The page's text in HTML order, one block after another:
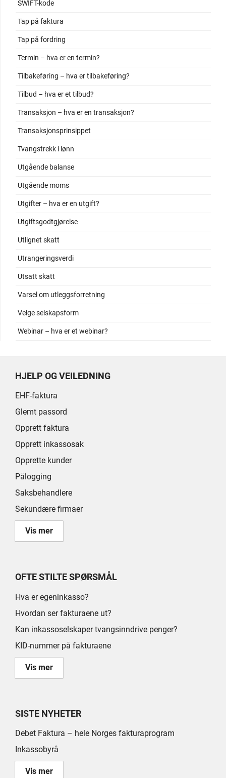
SWIFT-kode
Tap på faktura
Tap på fordring
Termin – hva er en termin?
Tilbakeføring – hva er tilbakeføring?
Tilbud – hva er et tilbud?
Transaksjon – hva er en transaksjon?
Transaksjonsprinsippet
Tvangstrekk i lønn
Utgående balanse
Utgående moms
Utgifter – hva er en utgift?
Utgiftsgodtgjørelse
Utlignet skatt
Utrangeringsverdi
Utsatt skatt
Varsel om utleggsforretning
Velge selskapsform
Webinar – hva er et webinar?
HJELP OG VEILEDNING
EHF-faktura
Glemt passord
Opprett faktura
Opprett inkassosak
Opprette kunder
Pålogging
Saksbehandlere
Sekundære firmaer
Vis mer
OFTE STILTE SPØRSMÅL
Hva er egeninkasso?
Hvordan ser fakturaene ut?
Kan inkassoselskaper tvangsinndrive penger?
KID-nummer på fakturaene
Vis mer
SISTE NYHETER
Debet Faktura – hele Norges fakturaprogram
Inkassobyrå
Vis mer